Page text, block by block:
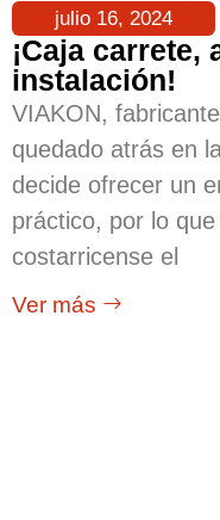
julio 16, 2024
¡Caja carrete,
instalación!
VIAKON,
quedado atrás en
decide ofrecer un
práctico, por lo
costarricense el
Ver más